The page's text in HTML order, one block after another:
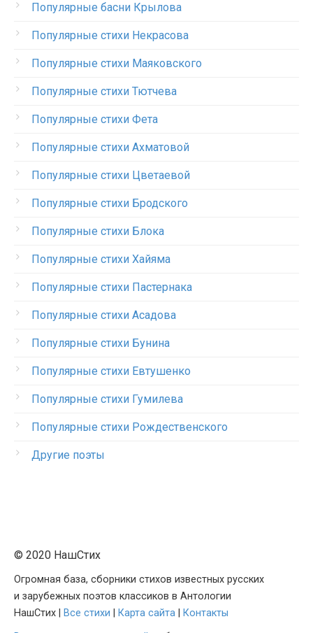
Популярные басни Крылова
Популярные стихи Некрасова
Популярные стихи Маяковского
Популярные стихи Тютчева
Популярные стихи Фета
Популярные стихи Ахматовой
Популярные стихи Цветаевой
Популярные стихи Бродского
Популярные стихи Блока
Популярные стихи Хайяма
Популярные стихи Пастернака
Популярные стихи Асадова
Популярные стихи Бунина
Популярные стихи Евтушенко
Популярные стихи Гумилева
Популярные стихи Рождественского
Другие поэты
© 2020 НашСтих
Огромная база, сборники стихов известных русских
и зарубежных поэтов классиков в Антологии
НашСтих |
Все стихи Карта сайта
Контакты